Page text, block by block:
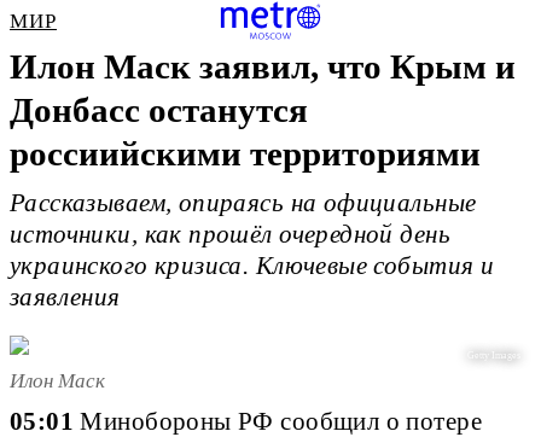
МИР
Илон Маск заявил, что Крым и
Донбасс останутся
россиийскими территориями
Рассказываем, опираясь на официальные
источники, как прошёл очередной день
украинского кризиса. Ключевые события и
заявления
Getty Images
Илон Маск
05:01 Минобороны РФ сообщил о потере